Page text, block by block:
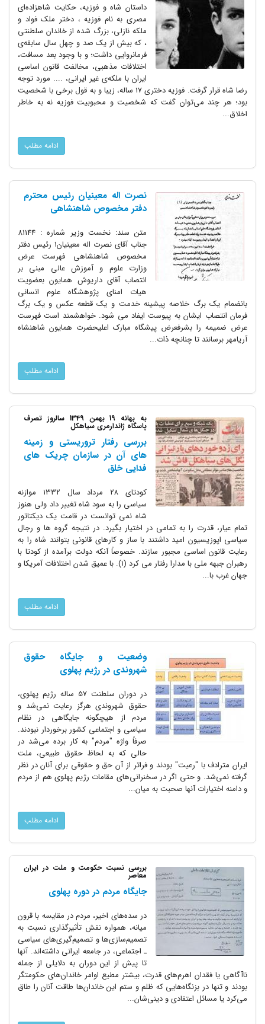
داستان شاه و فوزیه، حکایت شاهزاده‌ای
مصری به نام فوزیه ، دختر ملک فواد و
ملکه نازلی، بزرگ شده از خاندان سلطنتی
، که بیش از یک صد و چهل سال سابقه‌ی
فرمانروایی داشت؛ و با وجود بعد مسافت،
اختلافات مذهبی، مخالفت قانون اساسی
ایران با ملکه‌ی غیر ایرانی، .... مورد توجه
رضا شاه قرار گرفت. فوزیه دختری 17 ساله، زیبا و به قول برخی با شخصیت
بود؛ هر چند می‌توان گفت که شخصیت و محبوبیت فوزیه نه به خاطر
اخلاق...
ادامه مطلب
نصرت اله معینیان رئیس محترم
دفتر مخصوص شاهنشاهی
متن سند: نخست وزیر شماره : 81144
جناب آقای نصرت اله معینیان1 رئیس دفتر
مخصوص شاهنشاهی فهرست عرض
وزارت علوم و آموزش عالی مبنی بر
انتصاب آقای داریوش همایون بعضویت
هیات امنای پژوهشگاه علوم انسانی
بانضمام یک برگ خلاصه پیشینه خدمت و یک قطعه عکس و یک برگ
فرمان انتصاب ایشان به پیوست ایفاد می شود. خواهشمند است فهرست
عرض ضمیمه را بشرفعرض پیشگاه مبارک اعلیحضرت همایون شاهنشاه
آریامهر برسانند تا چنانچه ذات...
ادامه مطلب
به بهانه 19 بهمن 1349 سالروز تصرف
پاسگاه ژاندارمری سیاهکل
بررسی رفتار تروریستی و زمینه
های آن در سازمان چریک های
فدایی خلق
کودتای ۲۸ مرداد سال ۱۳۳۲ موازنه
سیاسی را به سود شاه تغییر داد ولی هنوز
شاه نمی توانست در قامت یک دیکتاتور
تمام عیار، قدرت را به تمامی در اختیار بگیرد. در نتیجه گروه ها و رجال
سیاسی اپوزیسیون امید داشتند با ساز و کارهای قانونی بتوانند شاه را به
رعایت قانون اساسی مجبور سازند. خصوصاً آنکه دولت برآمده از کودتا با
رهبران جبهه ملی با مدارا رفتار می کرد (۱). با عمیق شدن اختلافات آمریکا و
جهان غرب با...
ادامه مطلب
وضعیت و جایگاه حقوق
شهروندی در رژیم پهلوی
در دوران سلطنت 57 ساله رژیم پهلوی،
حقوق شهروندی هرگز رعایت نمی‌شد و
مردم از هیچگونه جایگاهی در نظام
سیاسی و اجتماعی کشور برخوردار نبودند.
صرفاً واژه "مردم" به کار برده می‌شد در
حالی که به لحاظ حقوق طبیعی، ملت
ایران مترادف با "رعیت" بودند و فراتر از آن حق و حقوقی برای آنان در نظر
گرفته نمی‌شد. و حتی اگر در سخنرانی‌های مقامات رژیم پهلوی هم از مردم
و دامنه اختیارات آنها صحبت به میان...
ادامه مطلب
بررسی نسبت حکومت و ملت در ایران
معاصر
جایگاه مردم در دوره پهلوی
در سده‌های اخیر، مردم در مقایسه با قرون
میانه، همواره نقش تأثیرگذاری نسبت به
تصمیم‌سازی‌ها و تصمیم‌گیری‌های سیاسی
ـ اجتماعی، در جامعه ایرانی داشته‌اند. آنها
تا پیش از این دوران به دلایلی از جمله
ناآگاهی یا فقدان اهرم‌های قدرت، بیشتر مطیع اوامر خاندان‌های حکومتگر
بودند و تنها در بزنگاه‌هایی که ظلم و ستم این خاندان‌ها طاقت آنان را طاق
می‌کرد یا مسائل اعتقادی و دینی‌شان...